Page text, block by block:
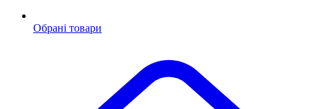
Обрані товари